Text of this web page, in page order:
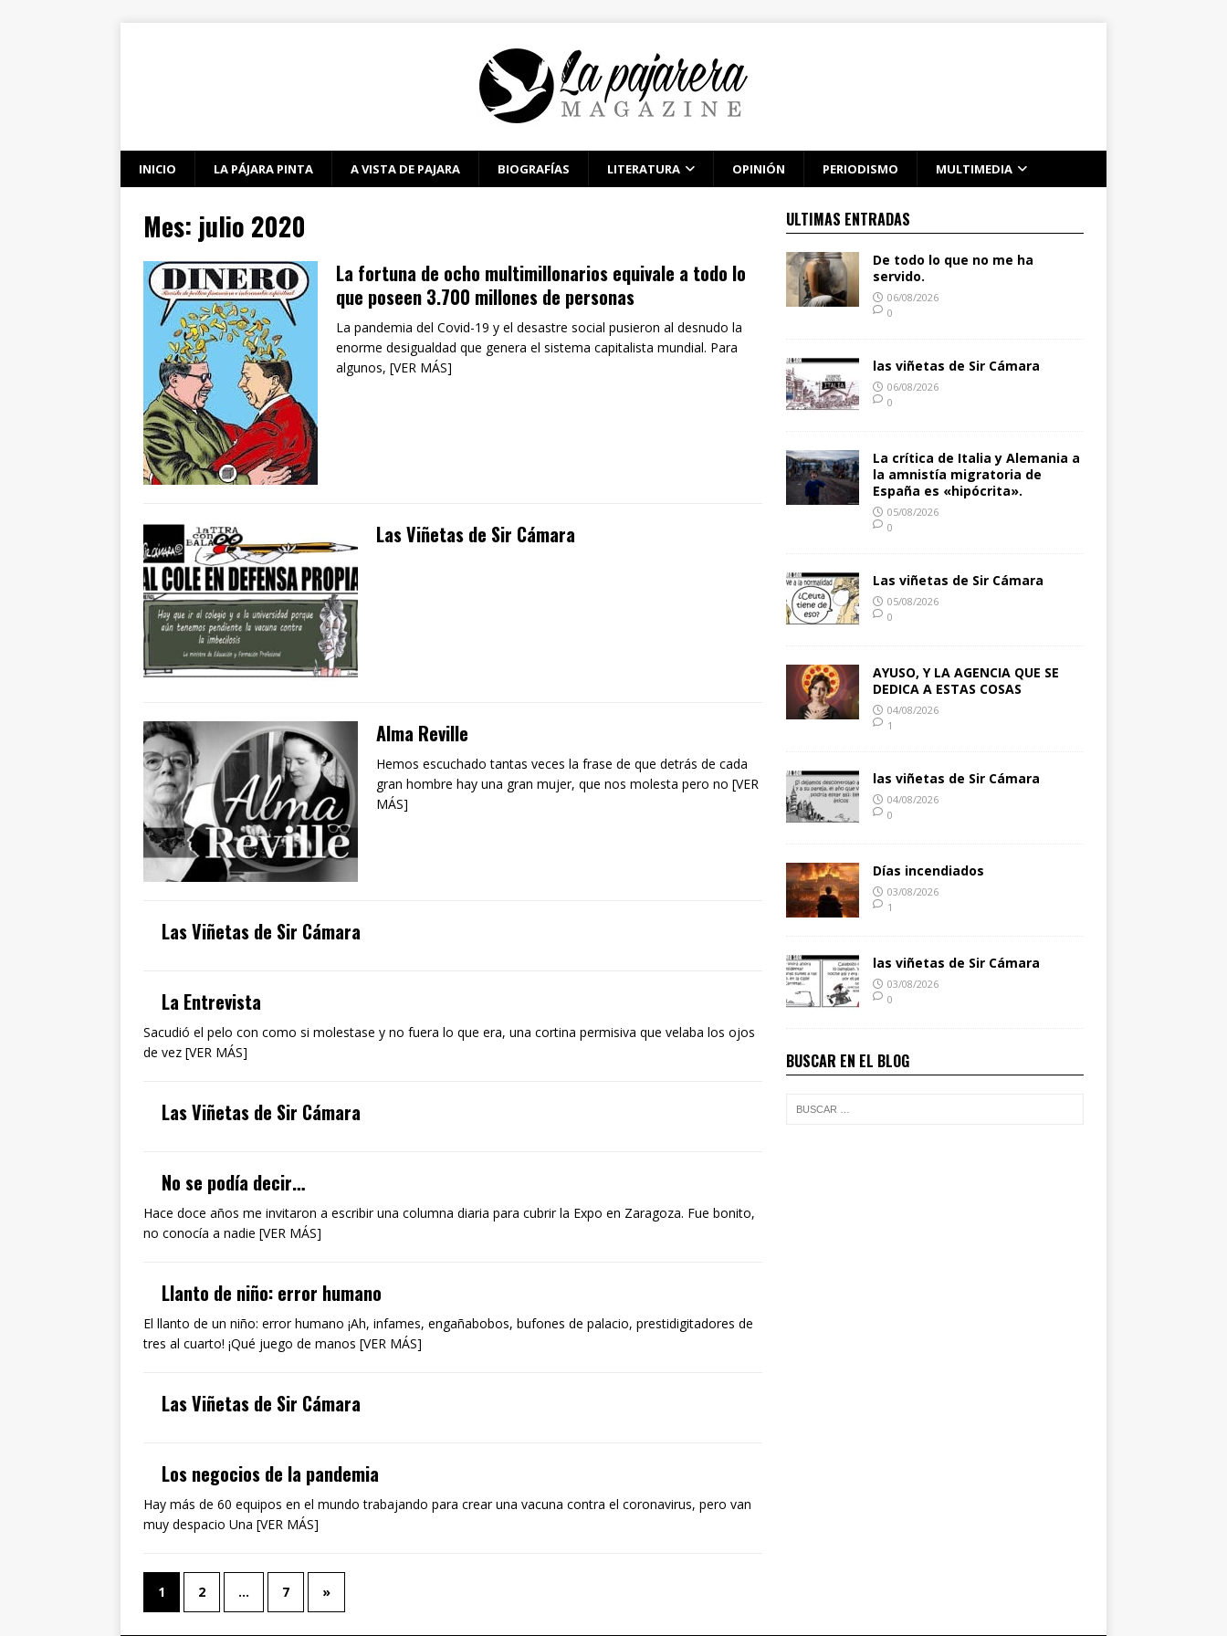
INICIO LA PÁJARA PINTA A VISTA DE PAJARA BIOGRAFÍAS LITERATURA OPINIÓN PERIODISMO MULTIMEDIA
Mes: julio 2020
La fortuna de ocho multimillonarios equivale a todo lo
que poseen 3.700 millones de personas
La pandemia del Covid-19 y el desastre social pusieron al desnudo la
enorme desigualdad que genera el sistema capitalista mundial. Para
algunos, [VER MÁS]
Las Viñetas de Sir Cámara
Alma Reville
Hemos escuchado tantas veces la frase de que detrás de cada
gran hombre hay una gran mujer, que nos molesta pero no [VER
MÁS]
Las Viñetas de Sir Cámara
La Entrevista
Sacudió el pelo con como si molestase y no fuera lo que era, una cortina permisiva que velaba los ojos
de vez [VER MÁS]
Las Viñetas de Sir Cámara
No se podía decir…
Hace doce años me invitaron a escribir una columna diaria para cubrir la Expo en Zaragoza. Fue bonito,
no conocía a nadie [VER MÁS]
Llanto de niño: error humano
El llanto de un niño: error humano ¡Ah, infames, engañabobos, bufones de palacio, prestidigitadores de
tres al cuarto! ¡Qué juego de manos [VER MÁS]
Las Viñetas de Sir Cámara
Los negocios de la pandemia
Hay más de 60 equipos en el mundo trabajando para crear una vacuna contra el coronavirus, pero van
muy despacio Una [VER MÁS]
1 2 … 7 »
ULTIMAS ENTRADAS
De todo lo que no me ha
servido.
06/08/2026
0
las viñetas de Sir Cámara
06/08/2026
0
La crítica de Italia y Alemania a
la amnistía migratoria de
España es «hipócrita».
05/08/2026
0
Las viñetas de Sir Cámara
05/08/2026
0
AYUSO, Y LA AGENCIA QUE SE
DEDICA A ESTAS COSAS
04/08/2026
1
las viñetas de Sir Cámara
04/08/2026
0
Días incendiados
03/08/2026
1
las viñetas de Sir Cámara
03/08/2026
0
BUSCAR EN EL BLOG